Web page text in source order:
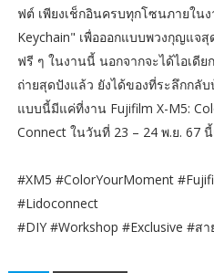
ฟต์ เพียงเช็กอินครบทุกโซนภายใน
Keychain" เพื่อออกแบบพวงกุญแจ
ฟรี ๆ ในงานนี้ นอกจากจะได้ไอเดี
ถ่ายสุดปังแล้ว ยังได้ของที่ระลึกกลั
แบบนี้มีแค่ที่งาน Fujifilm X-M5:
Connect ในวันที่ 23 – 24 พ.ย. 67
#XM5 #ColorYourMoment
#Lidoconnect
#DIY #Workshop #Exclusive #ส